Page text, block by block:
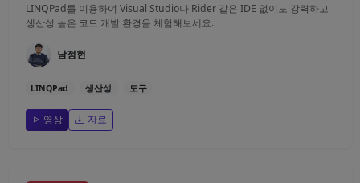
LINQPad를 이용하여 Visual Studio나 Rider 같은 IDE 없이도 강력하고
생산성 높은 코드 개발 환경을 체험해보세요.
남정현
LINQPad 생산성 도구
영상 자료